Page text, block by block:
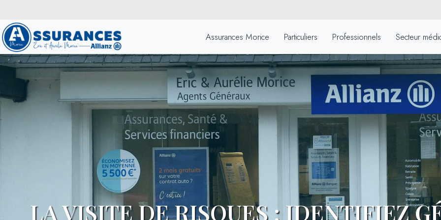
Assurances Morice Particuliers Professionnels Secteur
LA VISITE DE RISQUES : IDENTIFIEZ